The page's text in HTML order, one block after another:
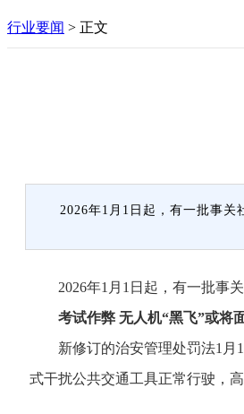
行业要闻 > 正文
2026年1月1日起，有一批事关
2026年1月1日起，有一批事关
考试作弊 无人机“黑飞”或将
新修订的治安管理处罚法1月1
式干扰公共交通工具正常行驶，